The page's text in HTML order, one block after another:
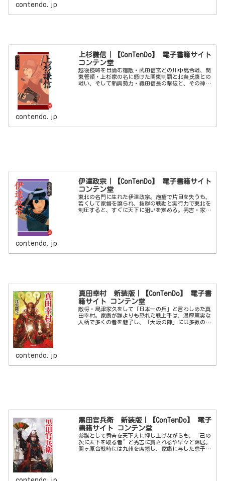
contendo.jp
上杉謙信｜【ConTenDo】 電子書籍サイト
コンテン堂
越後侵略を目論む宿敵・武田信玄との川中島合戦、関
東管領・上杉家の名に懸けた関東制覇と北条氏康との
戦い、そして新興勢力・織田信長の撃破と、その神懸
contendo.jp
伊達政宗｜【ConTenDo】 電子書籍サイト
コンテン堂
東北の名門に生れた伊達政宗。疱瘡で片目を失うも、
若くして家督を譲られ、抜群の戦勘と実行力で東北を
制圧すると、すぐに天下に狙いを定める。秀吉・家康
contendo.jp
真田幸村 新装版｜【ConTenDo】 電子書
籍サイト コンテン堂
敵将・島津家久をして「日本一の兵」と言わしめた真
田幸村。家康が誰よりも恐れた戦上手は、温厚篤実な
人柄で多くの者を魅了し、「大坂の陣」には多数の信
contendo.jp
黒田官兵衛 新装版｜【ConTenDo】 電子
書籍サイト コンテン堂
参謀として秀吉を天下人に押し上げながらも、“己の
次に天下を取る者”と秀吉に賞されるや早々と隠居。
関ヶ原合戦時には九州を席捲し、家康に与した息子・